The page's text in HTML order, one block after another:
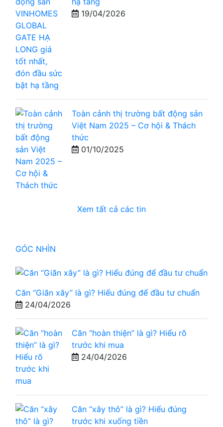
19/04/2026
Toàn cảnh thị trường bất động sản
Việt Nam 2025 – Cơ hội & Thách
thức
01/10/2025
Xem tất cả các tin
GÓC NHÌN
Căn “Giãn xây” là gì? Hiểu đúng để đầu tư chuẩn
24/04/2026
Căn “hoàn thiện” là gì? Hiểu rõ
trước khi mua
24/04/2026
Căn “xây thô” là gì? Hiểu đúng
trước khi xuống tiền